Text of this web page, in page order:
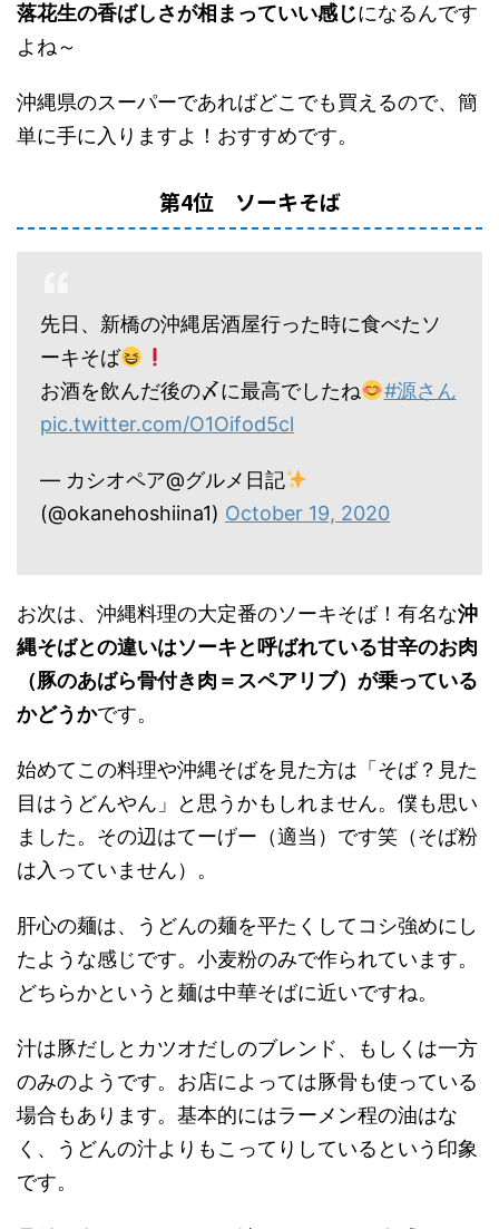
落花生の香ばしさが相まっていい感じになるんです
よね～
沖縄県のスーパーであればどこでも買えるので、簡
単に手に入りますよ！おすすめです。
第4位 ソーキそば
先日、新橋の沖縄居酒屋行った時に食べたソ
ーキそば
お酒を飲んだ後の〆に最高でしたね
#源さん
pic.twitter.com/O1Oifod5cl
— カシオペア@グルメ日記
(@okanehoshiina1) October 19, 2020
お次は、沖縄料理の大定番のソーキそば！有名な沖
縄そばとの違いはソーキと呼ばれている甘辛のお肉
（豚のあばら骨付き肉＝スペアリブ）が乗っている
かどうかです。
始めてこの料理や沖縄そばを見た方は「そば？見た
目はうどんやん」と思うかもしれません。僕も思い
ました。その辺はてーげー（適当）です笑（そば粉
は入っていません）。
肝心の麺は、うどんの麺を平たくしてコシ強めにし
たような感じです。小麦粉のみで作られています。
どちらかというと麺は中華そばに近いですね。
汁は豚だしとカツオだしのブレンド、もしくは一方
のみのようです。お店によっては豚骨も使っている
場合もあります。基本的にはラーメン程の油はな
く、うどんの汁よりもこってりしているという印象
です。